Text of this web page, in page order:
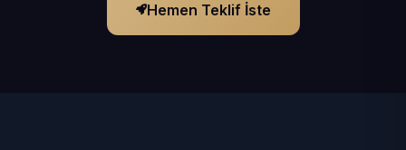
Hemen Teklif İste